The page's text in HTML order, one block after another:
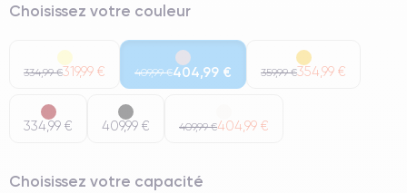
Choisissez votre couleur
334,99 €319,99 € 409,99 €404,99 € 359,99 €354,99 €
334,99 € 409,99 € 409,99 €404,99 €
Choisissez votre capacité